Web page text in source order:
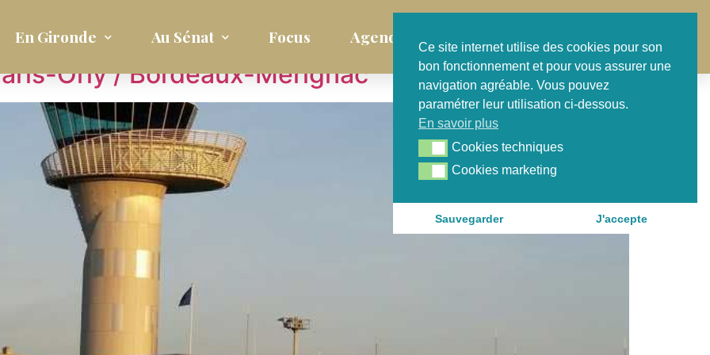
En Gironde Au Sénat Focus Agenda
Orly / Bordeaux-Mérignac
Ce site internet utilise des cookies pour son
bon fonctionnement et pour vous assurer une
navigation agréable. Vous pouvez
paramétrer leur utilisation ci-dessous.
En savoir plus
Cookies techniques
Cookies techniques
Cookies marketing
Cookies marketing
Sauvegarder J'accepte